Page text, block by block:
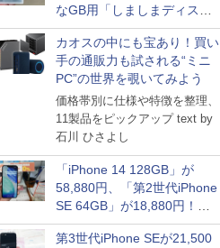
なGB用「しましまディスク
システム」
カオスの中にも宝あり！買い
手の通販力も試される“ミニ
PC”の世界を覗いてみよう
価格帯別に仕様や特徴を整理、
11製品をピックアップ text by
石川 ひさよし
「iPhone 14 128GB」が
58,880円、「第2世代iPhone
SE 64GB」が18,880円！中
古Bランク品セール
第3世代iPhone SEが21,500